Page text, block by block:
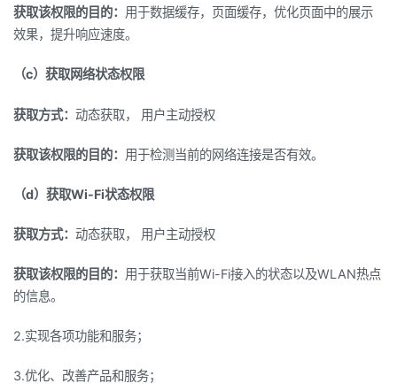
获取该权限的目的： 用于数据缓存，页面缓存，优化页面中的展示
效果，提升响应速度。
（c）获取网络状态权限
获取方式： 动态获取， 用户主动授权
获取该权限的目的： 用于检测当前的网络连接是否有效。
（d）获取Wi-Fi状态权限
获取方式： 动态获取， 用户主动授权
获取该权限的目的： 用于获取当前Wi-Fi接入的状态以及WLAN热点
的信息。
2.实现各项功能和服务；
3.优化、改善产品和服务；